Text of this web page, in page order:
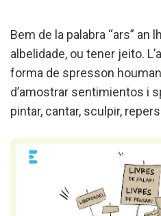
Bem de la palabra “ars” an
albelidade, ou tener jeito.
forma de spresson
d’amostrar sentimientos i
pintar, cantar, sculpir,